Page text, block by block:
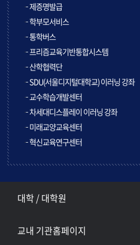
제증명발급
학부모서비스
통학버스
프리즘교육기반통합시스템
산학협력단
SDU(서울디지털대학교) 이러닝 강좌
교수학습개발센터
차세대디스플레이 이러닝 강좌
미래교양교육센터
혁신교육연구센터
대학 / 대학원
교내 기관홈페이지